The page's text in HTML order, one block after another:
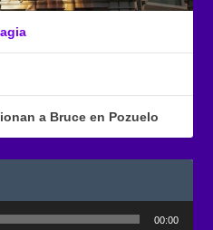
a Bruce en Pozuelo
00:00